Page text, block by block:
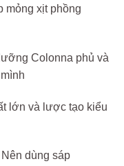
mỏng xịt phồng
Colonna phủ và
lớn và lược tạo kiểu
dùng sáp